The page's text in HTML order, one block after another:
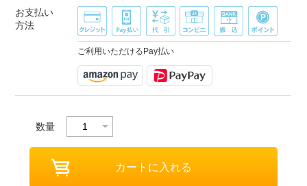
お支払い
方法
ご利用いただけるPay払い
数量